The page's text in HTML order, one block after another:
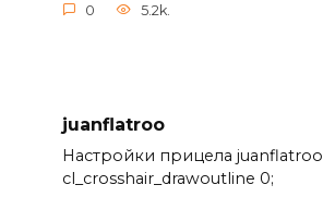
0 5.2k.
juanflatroo
Настройки прицела juanflatroo
cl_crosshair_drawoutline 0;